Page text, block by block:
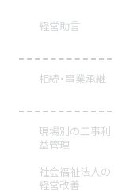
経営助言
相続・事業承継
現場別の工事利
益管理
社会福祉法人の
経営改善